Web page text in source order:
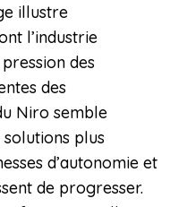
illustre
l’industrie
des
des
Niro semble
plus
d’autonomie et
de progresser.